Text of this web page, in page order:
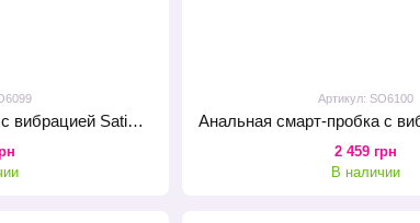
Анальная смарт-пробка с вибрацией Satisfyer Trendsetter Black
Артикул: SO6100
2 459 грн
В наличии